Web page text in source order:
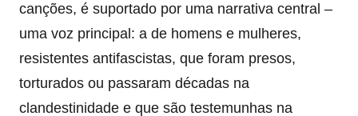
canções, é suportado por uma narrativa central –
uma voz principal: a de homens e mulheres,
resistentes antifascistas, que foram presos,
torturados ou passaram décadas na
clandestinidade e que são testemunhas na